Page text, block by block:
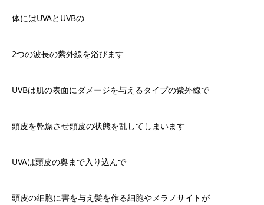
体にはUVAと UVBの
2つの波長の紫外線を浴びます
UVBは肌の表面にダメージを与えるタイプの紫外線で
頭皮を乾燥させ頭皮の状態を乱してしまいます
UVAは頭皮の奥まで入り込んで
頭皮の細胞に害を与え髪を作る細胞やメラノサイトが